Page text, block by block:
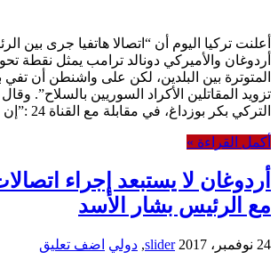
أعلنت تركيا اليوم أن “اتصالا هاتفيا جرى
أردوغان والأميركي دونالد ترامب يمثل نقطة
المتوترة بين البلدين، لكن على واشنطن أن
تزويد المقاتلين الأكراد السوريين بالسلاح”.
التركي بكر بوزداغ، في مقابلة مع القناة 24 :”إن الولايات ...
أكمل القراءة »
أردوغان لا يستبعد إجراء
مع الرئيس بشار الأسد
24 نوفمبر، 2017 slider
, دولي اضف تعليق